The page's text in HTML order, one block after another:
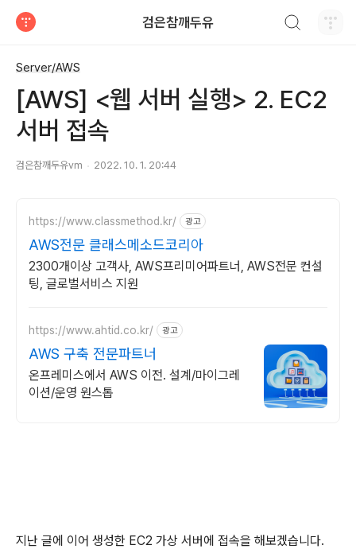
검은참깨두유
Server/AWS
[AWS] <웹 서버 실행> 2. EC2
서버 접속
검은참깨두유vm 2022. 10. 1. 20:44
https://www.classmethod.kr/ 광고
AWS전문 클래스메소드코리아
2300개이상 고객사, AWS프리미어파트너, AWS전문 컨설
팅, 글로벌서비스 지원
https://www.ahtid.co.kr/ 광고
AWS 구축 전문파트너
온프레미스에서 AWS 이전. 설계/마이그레
이션/운영 원스톱
지난 글에 이어 생성한 EC2 가상 서버에 접속을 해보겠습니다.